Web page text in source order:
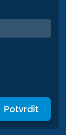
Potvrdit